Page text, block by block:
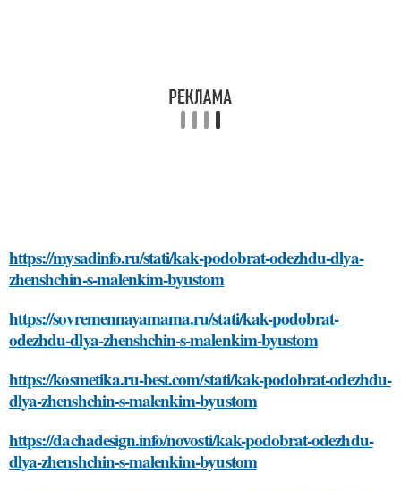
https://mysadinfo.ru/stati/kak-podobrat-odezhdu-dlya-
zhenshchin-s-malenkim-byustom
https://sovremennayamama.ru/stati/kak-podobrat-
odezhdu-dlya-zhenshchin-s-malenkim-byustom
https://kosmetika.ru-best.com/stati/kak-podobrat-odezhdu-
dlya-zhenshchin-s-malenkim-byustom
https://dachadesign.info/novosti/kak-podobrat-odezhdu-
dlya-zhenshchin-s-malenkim-byustom